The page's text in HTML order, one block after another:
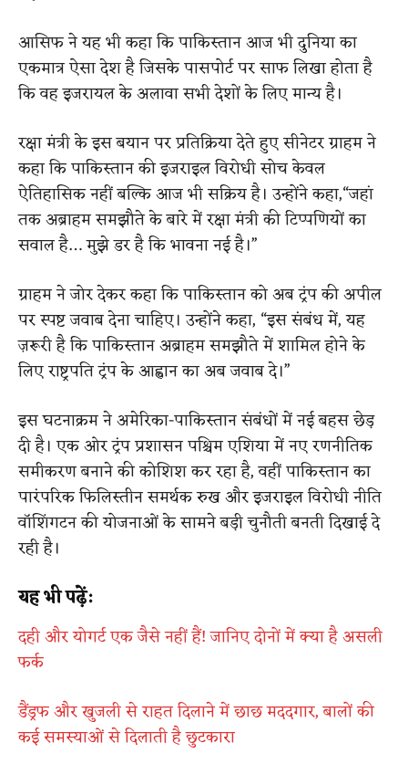
आसिफ ने यह भी कहा कि पाकिस्तान आज भी दुनिया का
एकमात्र ऐसा देश है जिसके पासपोर्ट पर साफ लिखा होता है
कि वह इजरायल के अलावा सभी देशों के लिए मान्य है।
रक्षा मंत्री के इस बयान पर प्रतिक्रिया देते हुए सीनेटर ग्राहम ने
कहा कि पाकिस्तान की इजराइल विरोधी सोच केवल
ऐतिहासिक नहीं बल्कि आज भी सक्रिय है। उन्होंने कहा,“जहां
तक ​​अब्राहम समझौते के बारे में रक्षा मंत्री की टिप्पणियों का
सवाल है… मुझे डर है कि भावना नई है।”
ग्राहम ने जोर देकर कहा कि पाकिस्तान को अब ट्रंप की अपील
पर स्पष्ट जवाब देना चाहिए। उन्होंने कहा, “इस संबंध में, यह
ज़रूरी है कि पाकिस्तान अब्राहम समझौते में शामिल होने के
लिए राष्ट्रपति ट्रंप के आह्वान का अब जवाब दे।”
इस घटनाक्रम ने अमेरिका-पाकिस्तान संबंधों में नई बहस छेड़
दी है। एक ओर ट्रंप प्रशासन पश्चिम एशिया में नए रणनीतिक
समीकरण बनाने की कोशिश कर रहा है, वहीं पाकिस्तान का
पारंपरिक फिलिस्तीन समर्थक रुख और इजराइल विरोधी नीति
वॉशिंगटन की योजनाओं के सामने बड़ी चुनौती बनती दिखाई दे
रही है।
यह भी पढ़ें:
दही और योगर्ट एक जैसे नहीं हैं! जानिए दोनों में क्या है असली
फर्क
डैंड्रफ और खुजली से राहत दिलाने में छाछ मददगार, बालों की
कई समस्याओं से दिलाती है छुटकारा